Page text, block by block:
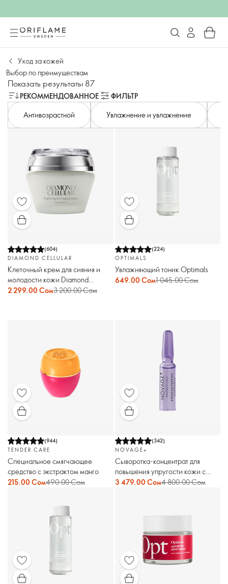
Уход за кожей
Выбор по преимуществам
Показать результаты 87
РЕКОММЕНДОВАННОЕ
ФИЛЬТР
Антивозрастной
Увлажнение и увлажнение
(604)
DIAMOND CELLULAR
Клеточный крем для сияния и
молодости кожи Diamond
Cellular
2 299.00 Сом3 200.00 Сом
(224)
OPTIMALS
Увлажняющий тоник Optimals
649.00 Сом1 045.00 Сом
(944)
TENDER CARE
Специальное смягчающее
средство с экстрактом манго
215.00 Сом490.00 Сом
(342)
NOVAGE+
Сыворотка-концентрат для
повышения упругости кожи с
пептидами Novage+
3 479.00 Сом4 800.00 Сом